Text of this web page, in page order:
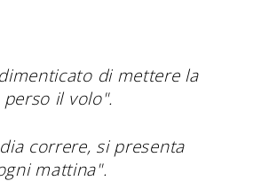
di mettere la
il volo".
correre, si presenta
mattina".